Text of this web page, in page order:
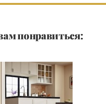
понравиться: